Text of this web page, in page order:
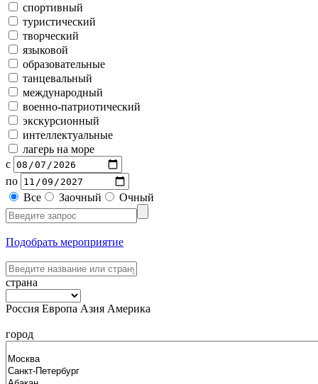
спортивный
туристический
творческий
языковой
образовательные
танцевальный
международный
военно-патриотический
экскурсионный
интеллектуальные
лагерь на море
с
по
Все
Заочный Очный
Подобрать мероприятие
страна
Россия Европа Азия Америка
город